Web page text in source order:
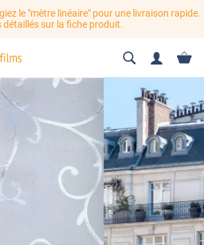
le "mètre linéaire" pour une livraison rapide.
détaillés sur la fiche produit.